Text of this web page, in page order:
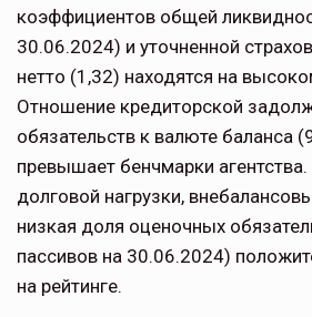
коэффициентов общей
30.06.2024) и уточненной
нетто (1,32) находятся на
Отношение кредиторской
обязательств к валюте баланса
превышает бенчмарки агентства.
долговой нагрузки,
низкая доля оценочных
пассивов на 30.06.2024)
на рейтинге.